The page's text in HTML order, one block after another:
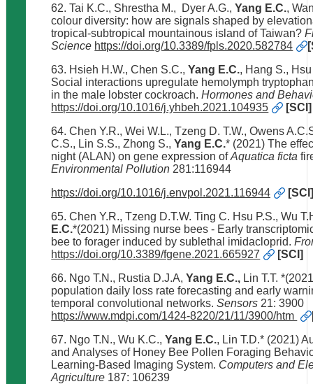
62. Tai K.C., Shrestha M., Dyer A.G.,Yang E.C.,
colour diversity: how are signals shaped by
tropical-subtropical mountainous island of Taiwan?
Science https://doi.org/10.3389/fpls.2020.582784
63. Hsieh H.W., Chen S.C.,Yang E.C., Hang S.,
Social interactions upregulate hemolymph
in the male lobster cockroach.Hormones and
https://doi.org/10.1016/j.yhbeh.2021.104935
[SCI]
64. Chen Y.R., Wei W.L., Tzeng D. T.W., Owens
C.S., Lin S.S., Zhong S.,Yang E.C.* (2021) The
night (ALAN) on gene expression ofAquatica ficta
Environmental Pollution 281:116944
https://doi.org/10.1016/j.envpol.2021.116944
[SCI]
65. Chen Y.R., Tzeng D.T.W. Ting C. Hsu P.S., Wu
E.C.*(2021) Missing nurse bees - Early
bee to forager induced by sublethal imidacloprid.
https://doi.org/10.3389/fgene.2021.665927
[SCI]
66. Ngo T.N., Rustia D.J.A,Yang E.C., Lin T.T.
population daily loss rate forecasting and early
temporal convolutional networks.Sensors 21: 3900
https://www.mdpi.com/1424-8220/21/11/3900/htm
67. Ngo T.N., Wu K.C.,Yang E.C., Lin T.D.* (2021)
and Analyses of Honey Bee Pollen Foraging
Learning-Based Imaging System. Computers and
Agriculture 187: 106239